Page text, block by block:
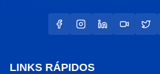
LINKS RÁPIDOS